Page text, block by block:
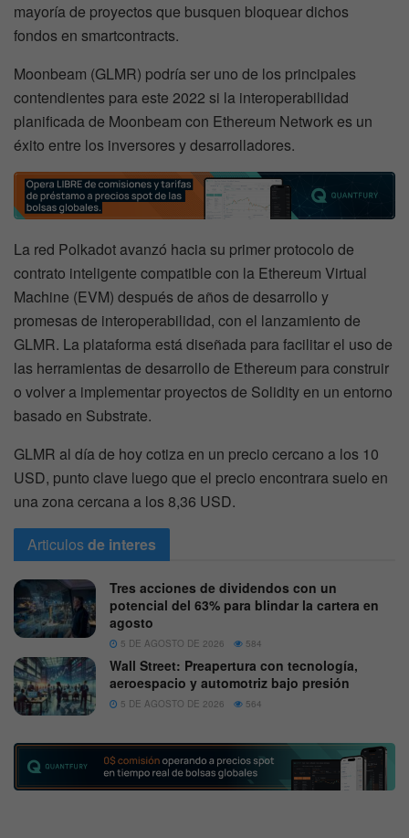
mayoría de proyectos que busquen bloquear dichos
fondos en smartcontracts.
Moonbeam (GLMR) podría ser uno de los principales
contendientes para este 2022 si la interoperabilidad
planificada de Moonbeam con Ethereum Network es un
éxito entre los inversores y desarrolladores.
La red Polkadot avanzó hacia su primer protocolo de
contrato inteligente compatible con la Ethereum Virtual
Machine (EVM) después de años de desarrollo y
promesas de interoperabilidad, con el lanzamiento de
GLMR. La plataforma está diseñada para facilitar el uso de
las herramientas de desarrollo de Ethereum para construir
o volver a implementar proyectos de Solidity en un entorno
basado en Substrate.
GLMR al día de hoy cotiza en un precio cercano a los 10
USD, punto clave luego que el precio encontrara suelo en
una zona cercana a los 8,36 USD.
Articulosde interes
Tres acciones de dividendos con un
potencial del 63% para blindar la cartera en
agosto
5 DE AGOSTO DE 2026 584
Wall Street: Preapertura con tecnología,
aeroespacio y automotriz bajo presión
5 DE AGOSTO DE 2026 564